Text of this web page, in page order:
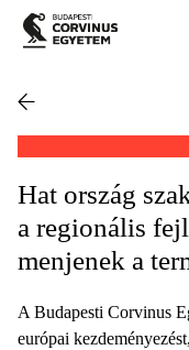
Hat ország
a regionális
menjenek a
A Budapesti Corvinus
európai